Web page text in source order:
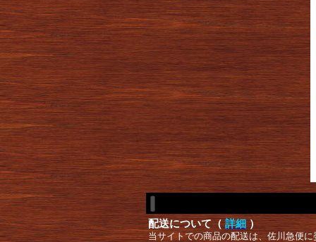
配送について（ 詳細 ）
当サイトでの商品の配送は、佐川急便